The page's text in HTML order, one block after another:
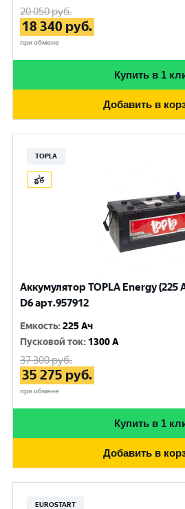
20 050руб.
18 340 руб.
при обмене
Купить в 1
Добавить в
TOPLA
Аккумулятор TOPLA Energy (225
D6 арт.957912
Емкость:225 Ач
Пусковой ток: 1300 A
37 300руб.
35 275 руб.
при обмене
Купить в 1
Добавить в
EUROSTART